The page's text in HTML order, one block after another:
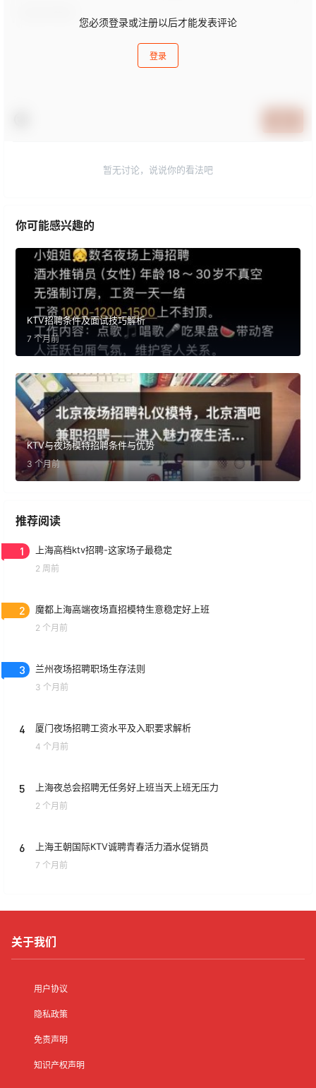
您必须登录或注册以后才能发表评论
登录
暂无讨论，说说你的看法吧
你可能感兴趣的
KTV招聘条件及面试技巧解析
7 个月前
KTV与夜场模特招聘条件与优势
3 个月前
推荐阅读
1 上海高档ktv招聘-这家场子最稳定
2 周前
2 魔都上海高端夜场直招模特生意稳定好上班
2 个月前
3 兰州夜场招聘职场生存法则
3 个月前
4 厦门夜场招聘工资水平及入职要求解析
4 个月前
5 上海夜总会招聘无任务好上班当天上班无压力
2 个月前
6 上海王朝国际KTV诚聘青春活力酒水促销员
7 个月前
关于我们
用户协议
隐私政策
免责声明
知识产权声明